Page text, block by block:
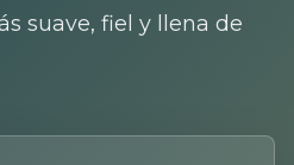
suave, fiel y llena de